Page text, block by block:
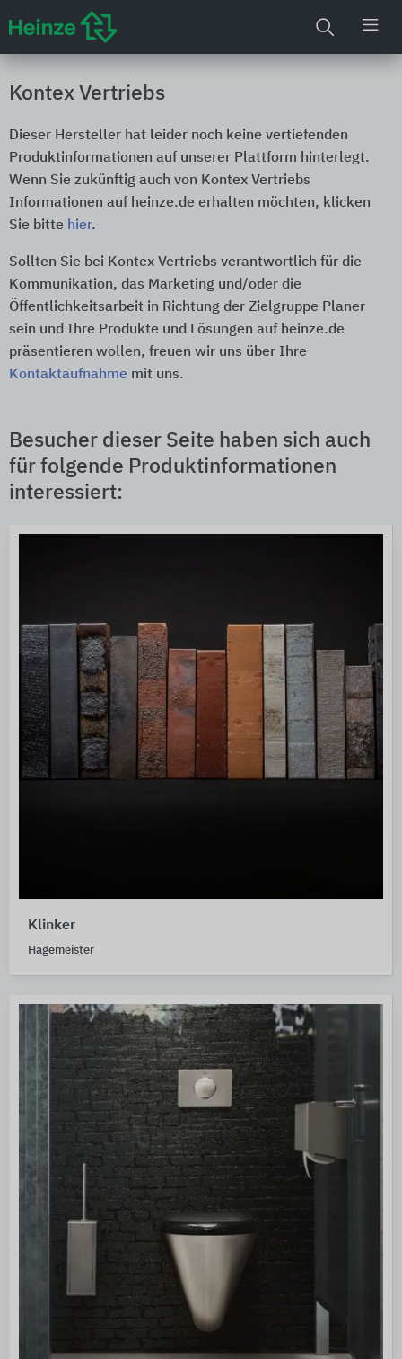
Kontex Vertriebs
Dieser Hersteller hat leider noch keine vertiefenden
Produktinformationen auf unserer Plattform hinterlegt.
Wenn Sie zukünftig auch von Kontex Vertriebs
Informationen auf heinze.de erhalten möchten, klicken
Sie bitte hier.
Sollten Sie bei Kontex Vertriebs verantwortlich für die
Kommunikation, das Marketing und/oder die
Öffentlichkeitsarbeit in Richtung der Zielgruppe Planer
sein und Ihre Produkte und Lösungen auf heinze.de
präsentieren wollen, freuen wir uns über Ihre
Kontaktaufnahme mit uns.
Besucher dieser Seite haben sich auch
für folgende Produktinformationen
interessiert:
Klinker
Hagemeister